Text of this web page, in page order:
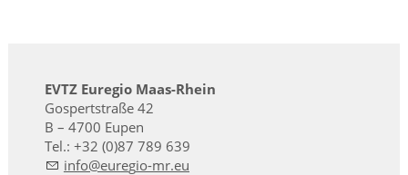
EVTZ Euregio Maas-Rhein
Gospertstraße 42
B – 4700 Eupen
Tel.: +32 (0)87 789 639
nf
r g -mr